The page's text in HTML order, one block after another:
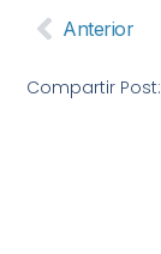
Anterior
Compartir Post: